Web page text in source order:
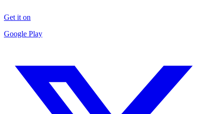
Get it on
Google Play